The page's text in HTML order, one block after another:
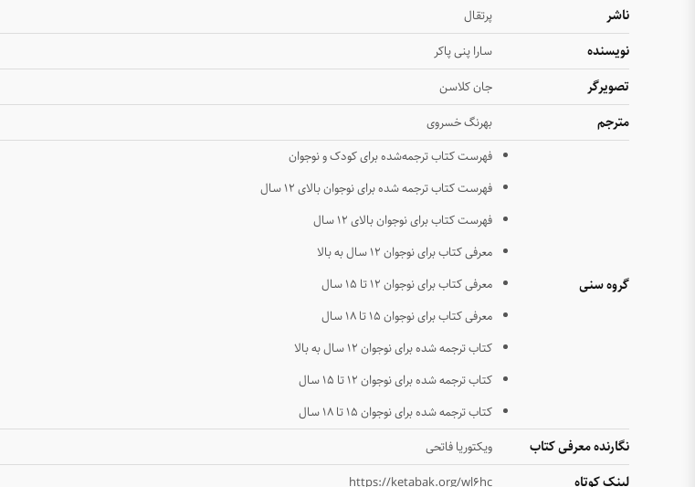
ناشر
پرتقال
نویسنده سارا پنی پاکر
تصویرگر جان کلاسن
مترجم بهرنگ خسروی
گروه سنی
فهرست کتاب ترجمه‌شده برای کودک و نوجوان
فهرست کتاب ترجمه شده برای نوجوان بالای ۱۲ سال
فهرست کتاب برای نوجوان بالای ۱۲ سال
معرفی کتاب برای نوجوان ۱۲ سال به بالا
معرفی کتاب برای نوجوان ۱۲ تا ۱۵ سال
معرفی کتاب برای نوجوان ۱۵ تا ۱۸ سال
کتاب ترجمه شده برای نوجوان ۱۲ سال به بالا
کتاب ترجمه شده برای نوجوان ۱۲ تا ۱۵ سال
کتاب ترجمه شده برای نوجوان ۱۵ تا ۱۸ سال
نگارنده معرفی کتاب ویکتوریا فاتحی